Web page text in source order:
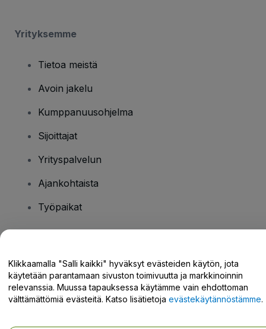
Yrityksemme
Tietoa meistä
Avoin jakelu
Kumppanuusohjelma
Sijoittajat
Yrityspalvelun
Ajankohtaista
Työpaikat
Tukikeskus / Ota meihin yhteyttä
Klikkaamalla "Salli kaikki" hyväksyt evästeiden käytön, jota
käytetään parantamaan sivuston toimivuutta ja markkinoinnin
relevanssia. Muussa tapauksessa käytämme vain ehdottoman
välttämättömiä evästeitä. Katso lisätietoja evästekäytännöstämme.